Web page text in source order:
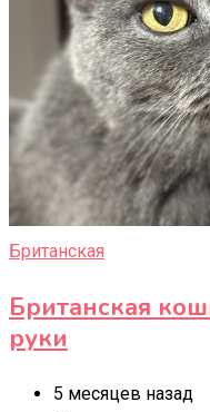
Британская
Британская
руки
5 месяцев назад